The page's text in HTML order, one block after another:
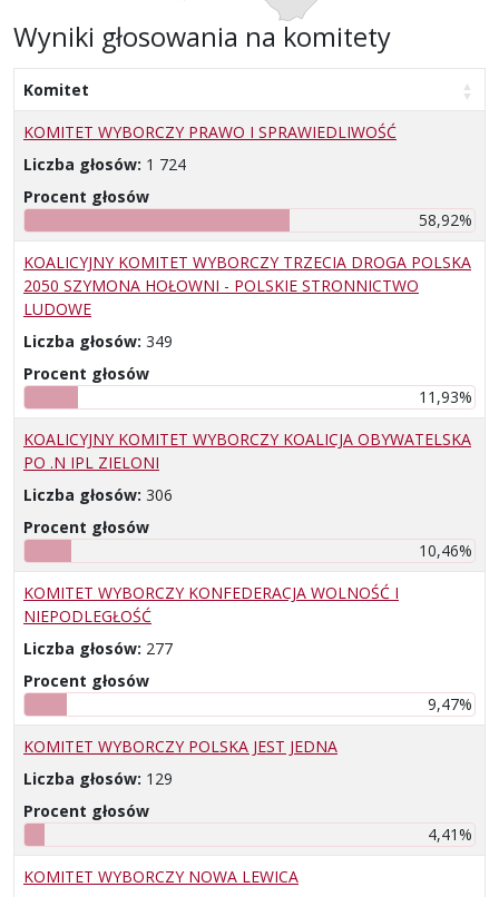
Wyniki głosowania na komitety
Komitet
KOMITET WYBORCZY PRAWO I SPRAWIEDLIWOŚĆ
Liczba głosów: 1 724
Procent głosów
58,92%
KOALICYJNY KOMITET WYBORCZY TRZECIA DROGA POLSKA
2050 SZYMONA HOŁOWNI - POLSKIE STRONNICTWO
LUDOWE
Liczba głosów: 349
Procent głosów
11,93%
KOALICYJNY KOMITET WYBORCZY KOALICJA OBYWATELSKA
PO .N IPL ZIELONI
Liczba głosów: 306
Procent głosów
10,46%
KOMITET WYBORCZY KONFEDERACJA WOLNOŚĆ I
NIEPODLEGŁOŚĆ
Liczba głosów: 277
Procent głosów
9,47%
KOMITET WYBORCZY POLSKA JEST JEDNA
Liczba głosów: 129
Procent głosów
4,41%
KOMITET WYBORCZY NOWA LEWICA